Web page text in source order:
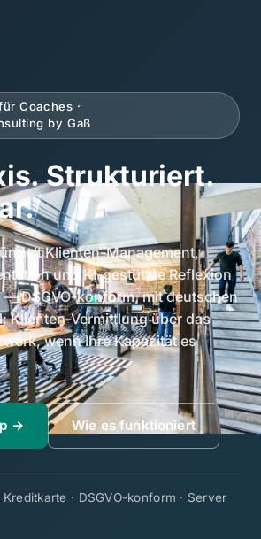
Coaches ·
by Gaß
Strukturiert.
Klienten-Management,
und KI-gestützte Reflexion
— DSGVO-konform, mit deutschen
Klienten-Vermittlung über das
wenn Ihre Kapazität es
→ Wie es funktioniert
· DSGVO-konform · Server